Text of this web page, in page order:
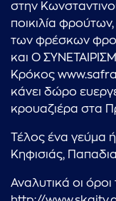
στην
ποικιλία
των φρέσκων
και Ο
Κρόκος
κάνει δώρο
κρουαζιέρα στα
Τέλος ένα γεύμα
Κηφισιάς,
Αναλυτικά οι